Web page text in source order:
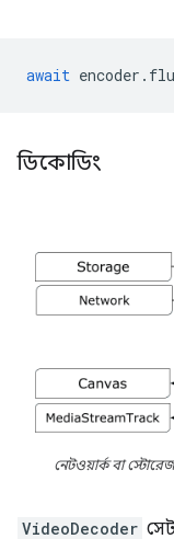
await encoder .
ডিকোডিং
নেটওয়ার্ক বা
VideoDecoder